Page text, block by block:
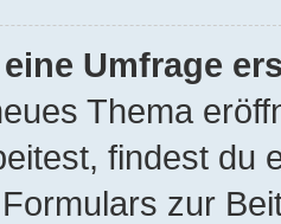
Umfrage
Thema
findest du
zur